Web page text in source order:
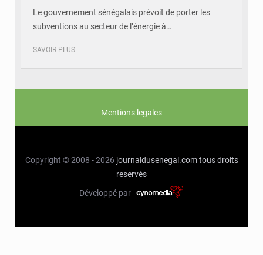
Le gouvernement sénégalais prévoit de porter les
subventions au secteur de l’énergie à…
SAVOIR PLUS
Mentions legales
Copyright © 2008 - 2026 journaldusenegal.com tous droits
reservés
Développé par